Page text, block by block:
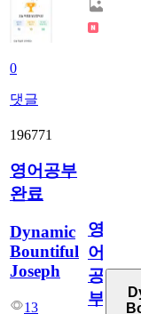
0
댓글
196771
영어공부
완료
Dynamic
Bountiful
Joseph
13
영
어
공
부